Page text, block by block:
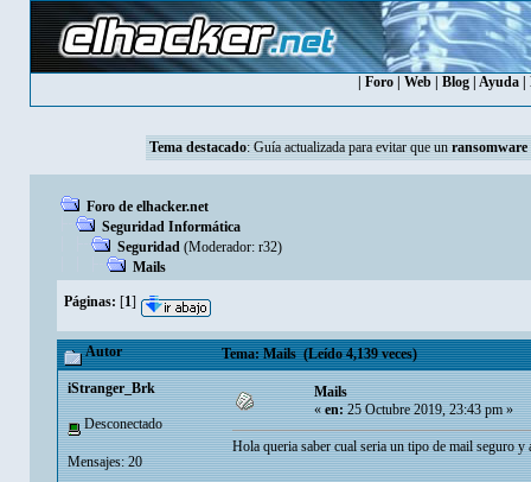
Foro| Web| Blog| Ayuda|
Tema destacado: Guía actualizada para evitar que un ransomware
Foro de elhacker.net
Seguridad Informática
Seguridad (Moderador: r32)
Mails
Páginas: [1]
Autor Tema: Mails (Leído 4,139 veces)
iStranger_Brk
Desconectado
Mensajes: 20
Mails
«en:25 Octubre 2019, 23:43 pm »
Hola queria saber cual seria un tipo de mail seguro